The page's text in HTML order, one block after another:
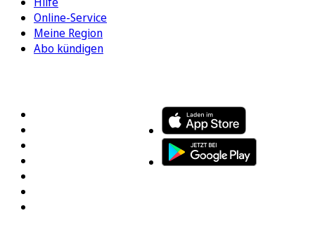
Online-Service
Meine Region
Abo kündigen